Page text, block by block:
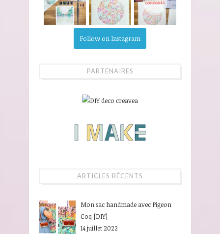
Follow on Instagram
PARTENAIRES
ARTICLES RÉCENTS
Mon sac handmade avec Pigeon
Coq {DIY}
14 juillet 2022